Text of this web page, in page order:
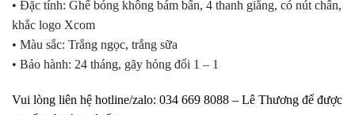
190.000 ₫
• Đặc tính: Ghế bóng không bám bẩn, 4 thanh giằng, có nút chân,
khắc logo Xcom
• Màu sắc: Trắng ngọc, trắng sữa
• Bảo hành: 24 tháng, gãy hỏng đổi 1 – 1
Vui lòng liên hệ hotline/zalo: 034 669 8088 – Lê Thương để được